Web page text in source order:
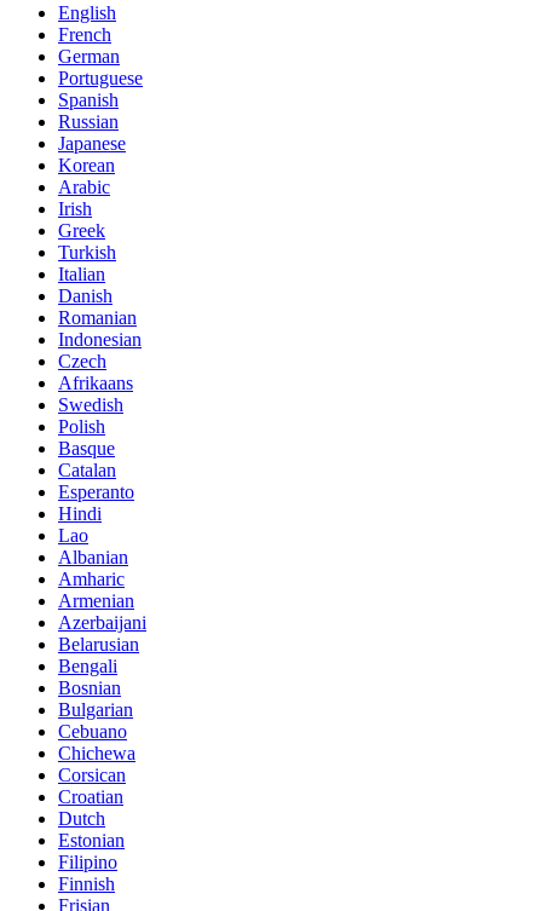
English
French
German
Portuguese
Spanish
Russian
Japanese
Korean
Arabic
Irish
Greek
Turkish
Italian
Danish
Romanian
Indonesian
Czech
Afrikaans
Swedish
Polish
Basque
Catalan
Esperanto
Hindi
Lao
Albanian
Amharic
Armenian
Azerbaijani
Belarusian
Bengali
Bosnian
Bulgarian
Cebuano
Chichewa
Corsican
Croatian
Dutch
Estonian
Filipino
Finnish
Frisian